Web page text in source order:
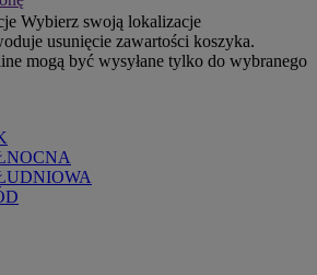
Wybierz swoją lokalizacje
usunięcie zawartości koszyka.
mogą być wysyłane tylko do wybranego